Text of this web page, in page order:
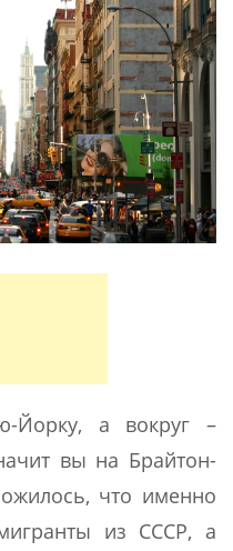
Йорку, а вокруг –
вы на Брайтон-
что именно
из СССР, а